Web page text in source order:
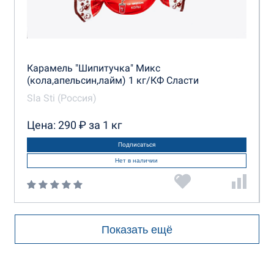
Карамель "Шипитучка" Микс
(кола,апельсин,лайм) 1 кг/КФ Сласти
Sla Sti (Россия)
Цена: 290 ₽ за 1 кг
Подписаться
Нет в наличии
Показать ещё